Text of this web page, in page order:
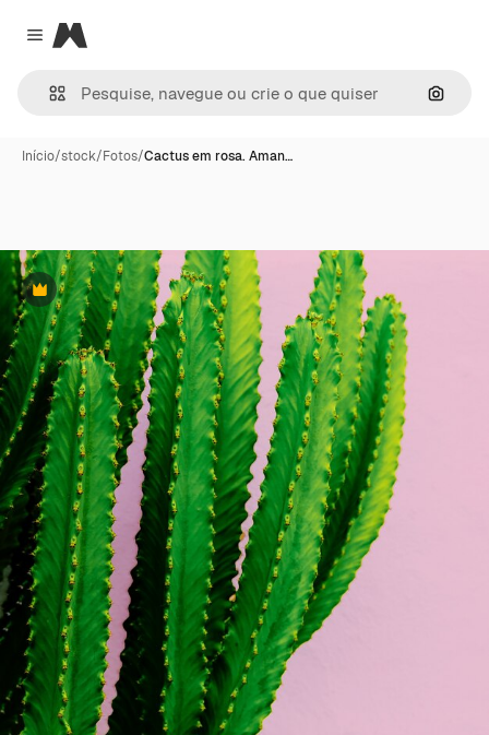
Close menu
Magnific
Início/stock/Fotos/Cactus em rosa. Aman…
Premium